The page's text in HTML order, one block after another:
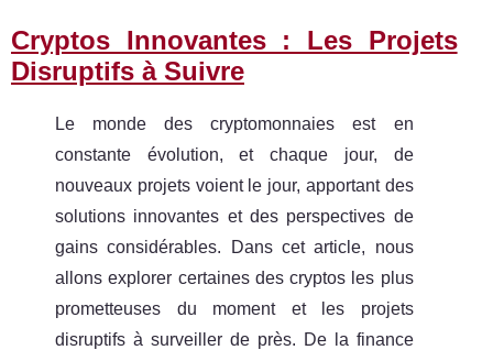
Cryptos Innovantes : Les Projets
Disruptifs à Suivre
Le monde des cryptomonnaies est en
constante évolution, et chaque jour, de
nouveaux projets voient le jour, apportant des
solutions innovantes et des perspectives de
gains considérables. Dans cet article, nous
allons explorer certaines des cryptos les plus
prometteuses du moment et les projets
disruptifs à surveiller de près. De la finance